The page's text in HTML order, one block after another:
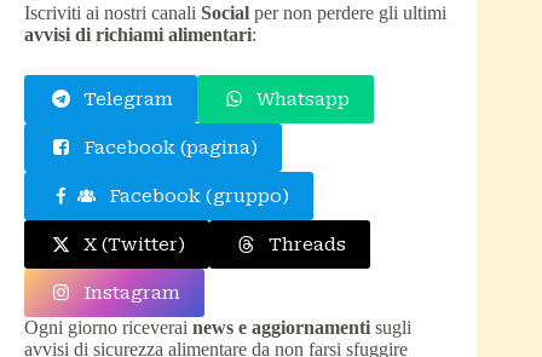
Iscriviti ai nostri canali Social per non perdere gli ultimi
avvisi di richiami alimentari:
Telegram Whatsapp
Facebook (pagina)
Facebook (gruppo)
X (Twitter) Threads
Instagram
Ogni giorno riceverai news e aggiornamenti sugli
avvisi di sicurezza alimentare da non farsi sfuggire